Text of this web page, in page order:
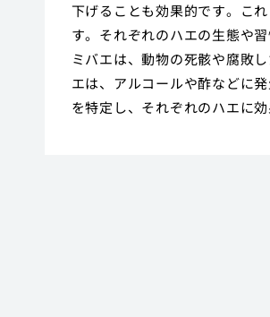
下げることも効果的です。こ
す。それぞれのハエの生態や
ミバエは、動物の死骸や腐敗
エは、アルコールや酢などに
を特定し、それぞれのハエに